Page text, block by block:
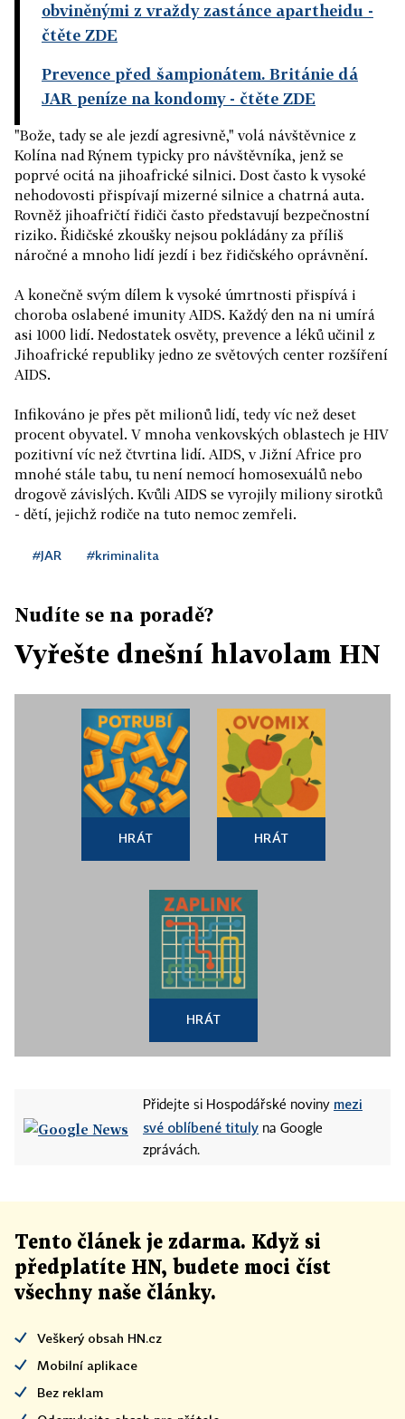
obviněnými z vraždy zastánce apartheidu -
čtěte ZDE
Prevence před šampionátem. Británie dá
JAR peníze na kondomy- čtěte ZDE
"Bože, tady se ale jezdí agresivně," volá návštěvnice z
Kolína nad Rýnem typicky pro návštěvníka, jenž se
poprvé ocitá na jihoafrické silnici. Dost často k vysoké
nehodovosti přispívají mizerné silnice a chatrná auta.
Rovněž jihoafričtí řidiči často představují bezpečnostní
riziko. Řidičské zkoušky nejsou pokládány za příliš
náročné a mnoho lidí jezdí i bez řidičského oprávnění.
A konečně svým dílem k vysoké úmrtnosti přispívá i
choroba oslabené imunity AIDS. Každý den na ni umírá
asi 1000 lidí. Nedostatek osvěty, prevence a léků učinil z
Jihoafrické republiky jedno ze světových center rozšíření
AIDS.
Infikováno je přes pět milionů lidí, tedy víc než deset
procent obyvatel. V mnoha venkovských oblastech je HIV
pozitivní víc než čtvrtina lidí. AIDS, v Jižní Africe pro
mnohé stále tabu, tu není nemocí homosexuálů nebo
drogově závislých. Kvůli AIDS se vyrojily miliony sirotků
- dětí, jejichž rodiče na tuto nemoc zemřeli.
#JAR #kriminalita
Nudíte se na poradě?
Vyřešte dnešní hlavolam HN
HRÁT HRÁT
HRÁT
Přidejte si Hospodářské noviny mezi
své oblíbené tituly na Google
zprávách.
Tento článek je zdarma. Když si
předplatíte HN, budete moci číst
všechny naše články.
Veškerý obsah HN.cz
Mobilní aplikace
Bez reklam